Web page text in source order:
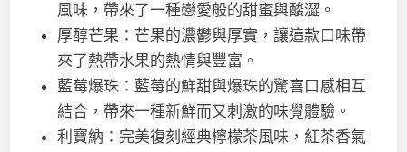
風味，帶來了一種戀愛般的甜蜜與酸澀。
厚醇芒果：芒果的濃鬱與厚實，讓這款口味帶
來了熱帶水果的熱情與豐富。
藍莓爆珠：藍莓的鮮甜與爆珠的驚喜口感相互
結合，帶來一種新鮮而又刺激的味覺體驗。
利寶納：完美復刻經典檸檬茶風味，紅茶香氣